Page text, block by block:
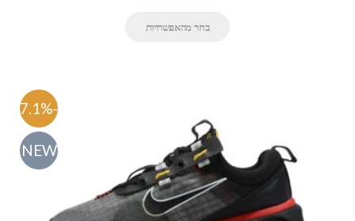
בחר מהאפשרויות
-47.1%
NEW